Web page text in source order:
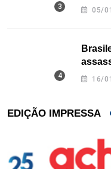
Texas
05/
16/
EDIÇÃO IMPRESSA